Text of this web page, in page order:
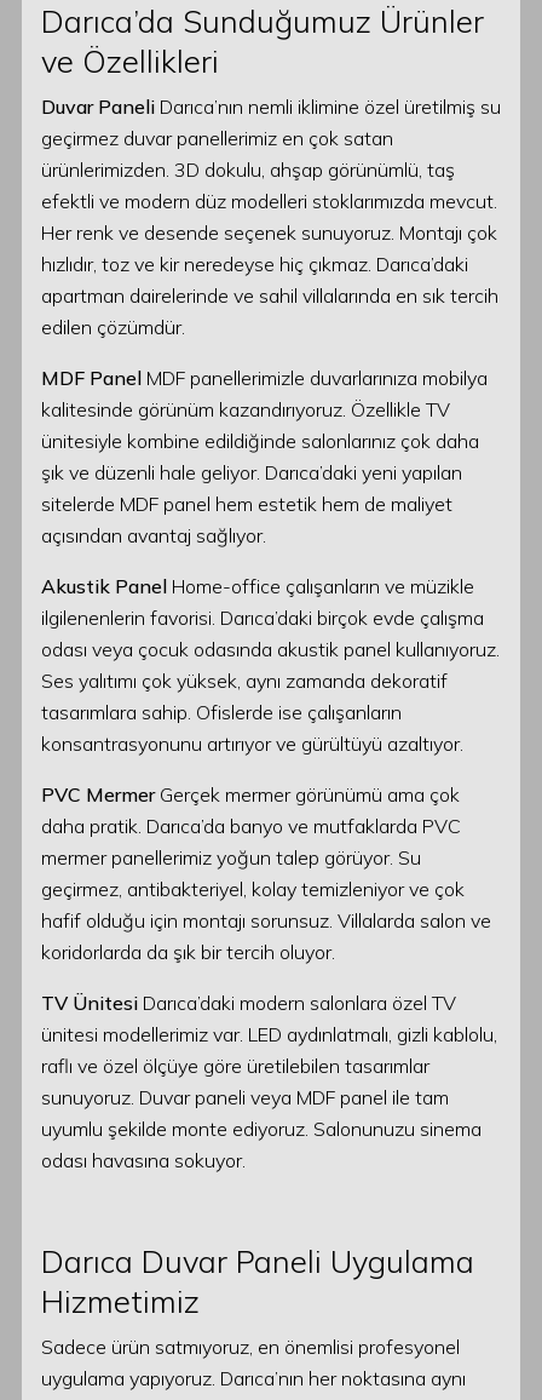
Darıca’da Sunduğumuz Ürünler
ve Özellikleri
Duvar Paneli Darıca’nın nemli iklimine özel üretilmiş su
geçirmez duvar panellerimiz en çok satan
ürünlerimizden. 3D dokulu, ahşap görünümlü, taş
efektli ve modern düz modelleri stoklarımızda mevcut.
Her renk ve desende seçenek sunuyoruz. Montajı çok
hızlıdır, toz ve kir neredeyse hiç çıkmaz. Darıca’daki
apartman dairelerinde ve sahil villalarında en sık tercih
edilen çözümdür.
MDF Panel MDF panellerimizle duvarlarınıza mobilya
kalitesinde görünüm kazandırıyoruz. Özellikle TV
ünitesiyle kombine edildiğinde salonlarınız çok daha
şık ve düzenli hale geliyor. Darıca’daki yeni yapılan
sitelerde MDF panel hem estetik hem de maliyet
açısından avantaj sağlıyor.
Akustik Panel Home-office çalışanların ve müzikle
ilgilenenlerin favorisi. Darıca’daki birçok evde çalışma
odası veya çocuk odasında akustik panel kullanıyoruz.
Ses yalıtımı çok yüksek, aynı zamanda dekoratif
tasarımlara sahip. Ofislerde ise çalışanların
konsantrasyonunu artırıyor ve gürültüyü azaltıyor.
PVC MermerGerçek mermer görünümü ama çok
daha pratik. Darıca’da banyo ve mutfaklarda PVC
mermer panellerimiz yoğun talep görüyor. Su
geçirmez, antibakteriyel, kolay temizleniyor ve çok
hafif olduğu için montajı sorunsuz. Villalarda salon ve
koridorlarda da şık bir tercih oluyor.
TV Ünitesi Darıca’daki modern salonlara özel TV
ünitesi modellerimiz var. LED aydınlatmalı, gizli kablolu,
raflı ve özel ölçüye göre üretilebilen tasarımlar
sunuyoruz. Duvar paneli veya MDF panel ile tam
uyumlu şekilde monte ediyoruz. Salonunuzu sinema
odası havasına sokuyor.
Darıca Duvar Paneli Uygulama
Hizmetimiz
Sadece ürün satmıyoruz, en önemlisi profesyonel
uygulama yapıyoruz. Darıca’nın her noktasına aynı